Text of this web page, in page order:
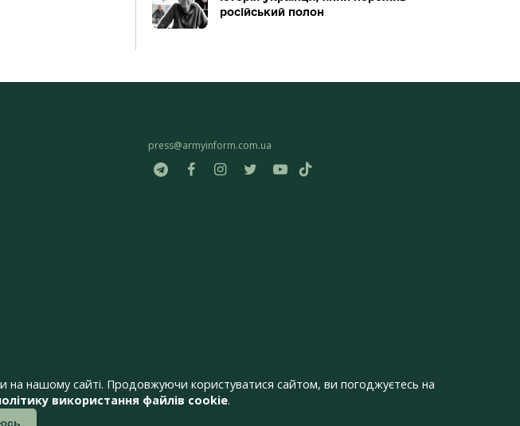
російський полон
press@armyinform.com.ua
нашому сайті. Продовжуючи користуватися сайтом, ви погоджуєтесь на
використання файлів cookie.